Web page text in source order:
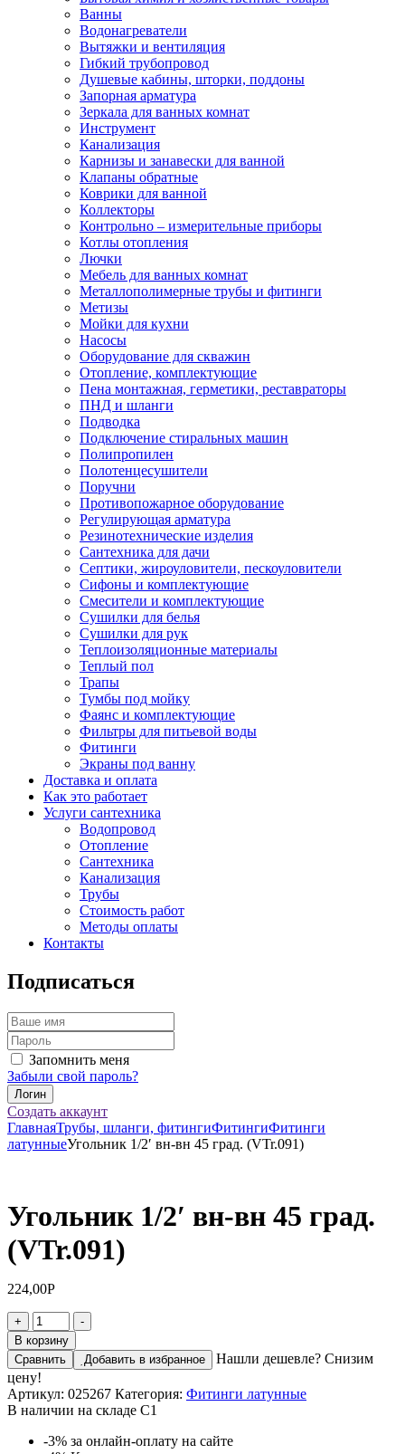
Ванны
Водонагреватели
Вытяжки и вентиляция
Гибкий трубопровод
Душевые кабины, шторки, поддоны
Запорная арматура
Зеркала для ванных комнат
Инструмент
Канализация
Карнизы и занавески для ванной
Клапаны обратные
Коврики для ванной
Коллекторы
Контрольно – измерительные приборы
Котлы отопления
Лючки
Мебель для ванных комнат
Металлополимерные трубы и фитинги
Метизы
Мойки для кухни
Насосы
Оборудование для скважин
Отопление, комплектующие
Пена монтажная, герметики, реставраторы
ПНД и шланги
Подводка
Подключение стиральных машин
Полипропилен
Полотенцесушители
Поручни
Противопожарное оборудование
Регулирующая арматура
Резинотехнические изделия
Сантехника для дачи
Септики, жироуловители, пескоуловители
Сифоны и комплектующие
Смесители и комплектующие
Сушилки для белья
Сушилки для рук
Теплоизоляционные материалы
Теплый пол
Трапы
Тумбы под мойку
Фаянс и комплектующие
Фильтры для питьевой воды
Фитинги
Экраны под ванну
Доставка и оплата
Как это работает
Услуги сантехника
Водопровод
Отопление
Сантехника
Канализация
Трубы
Стоимость работ
Методы оплаты
Контакты
Подписаться
Запомнить меня
Забыли свой пароль?
Создать аккаунт
ГлавнаяТрубы, шланги, фитингиФитингиФитинги
латунныеУгольник 1/2′ вн-вн 45 град. (VTr.091)
Угольник 1/2′ вн-вн 45 град.
(VTr.091)
224,00Р
+
Количество
товара
Угольник
1/2'
вн-
вн
45
град.
(VTr.091)
-
В корзину
Сравнить
Добавить в избранное
Нашли дешевле? Снизим
цену!
Артикул: 025267 Категория: Фитинги латунные
В наличии на складе С1
-3% за онлайн-оплату на сайте